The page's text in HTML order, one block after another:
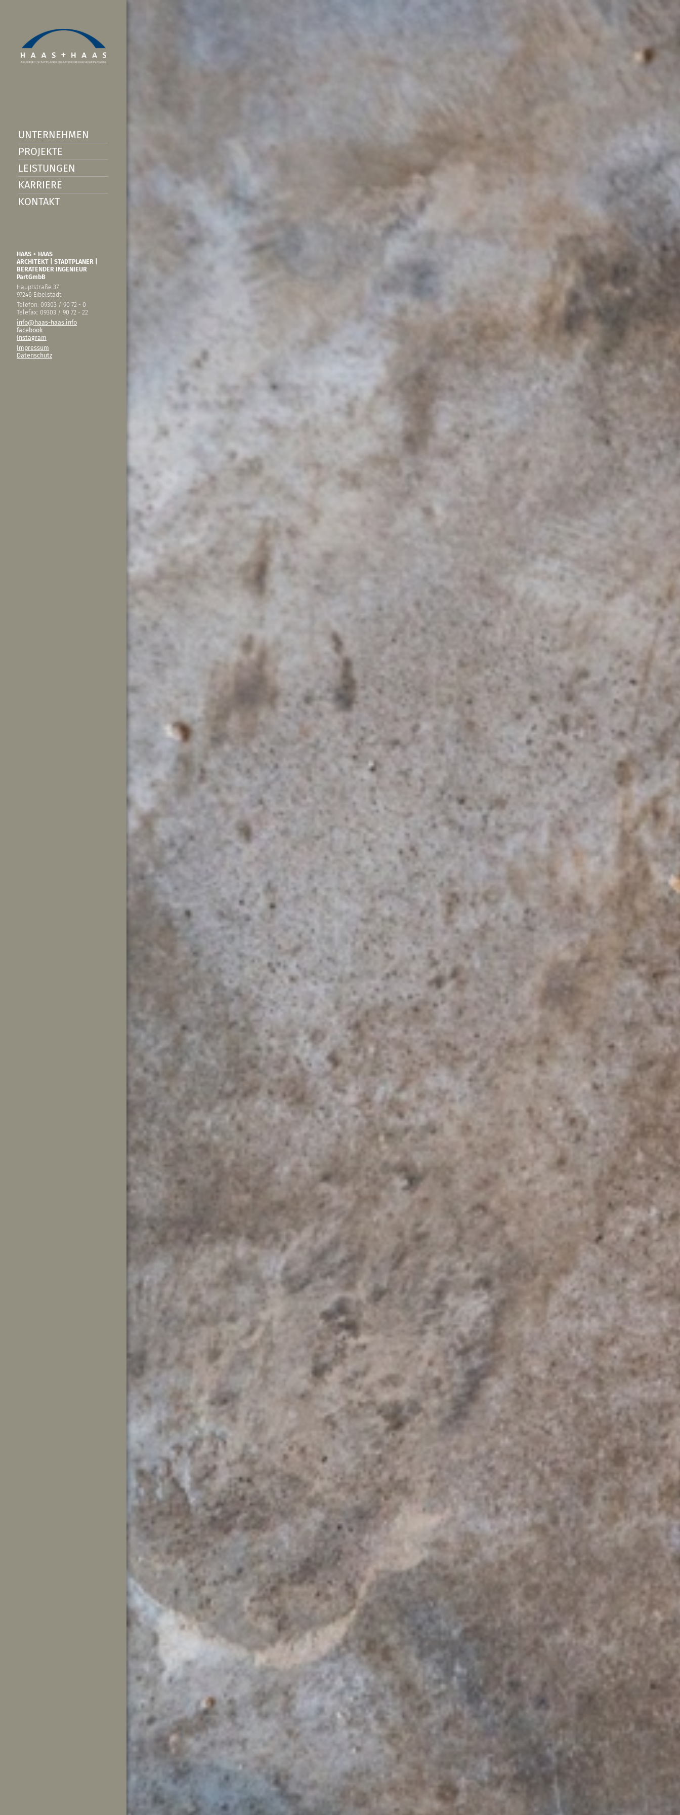
UNTERNEHMEN
PROJEKTE
LEISTUNGEN
KARRIERE
KONTAKT
HAAS + HAAS
ARCHITEKT | STADTPLANER |
BERATENDER INGENIEUR
PartGmbB
Hauptstraße 37
97246 Eibelstadt
Telefon: 09303 / 90 72 - 0
Telefax: 09303 / 90 72 - 22
info@haas-haas.info
facebook
Instagram
Impressum
Datenschutz